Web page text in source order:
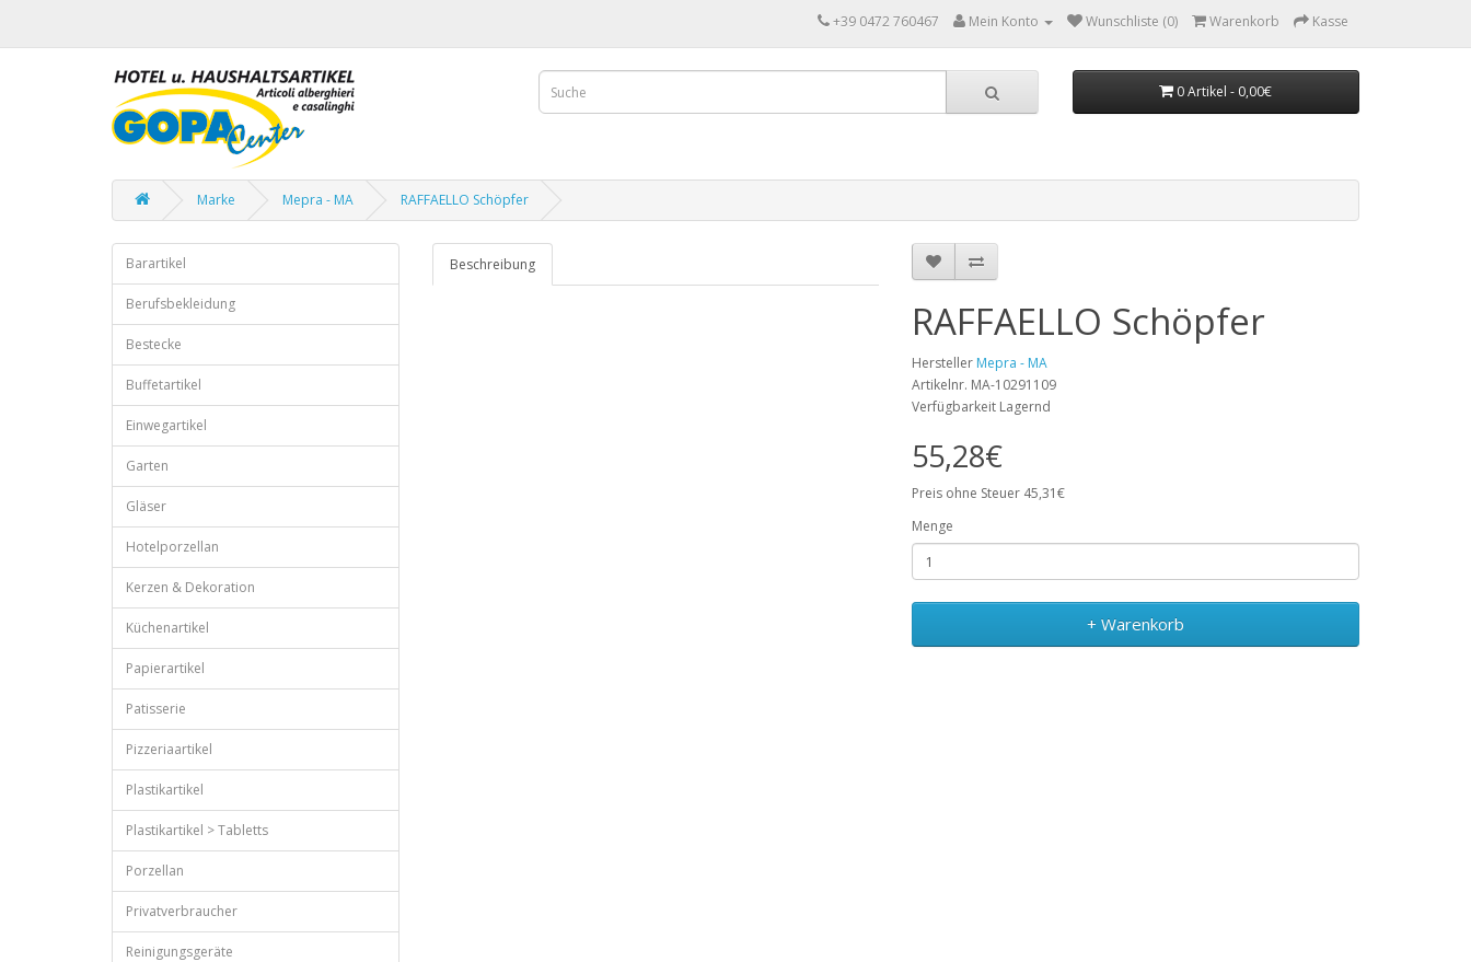
+39 0472 760467 Mein Konto Wunschliste (0) Warenkorb Kasse
0 Artikel - 0,00€
Marke Mepra - MA RAFFAELLO Schöpfer
Barartikel
Berufsbekleidung
Bestecke
Buffetartikel
Einwegartikel
Garten
Gläser
Hotelporzellan
Kerzen & Dekoration
Küchenartikel
Papierartikel
Patisserie
Pizzeriaartikel
Plastikartikel
Plastikartikel > Tabletts
Porzellan
Privatverbraucher
Reinigungsgeräte
Beschreibung
RAFFAELLO Schöpfer
Hersteller Mepra - MA
Artikelnr. MA-10291109
Verfügbarkeit Lagernd
55,28€
Preis ohne Steuer 45,31€
Menge
+ Warenkorb